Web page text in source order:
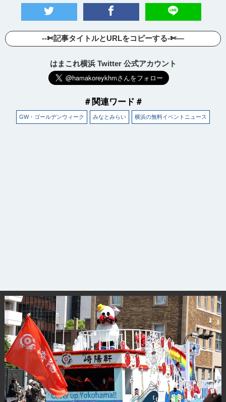
--✄記事タイトルとURLをコピーする-✄—
はまこれ横浜 Twitter 公式アカウント
＃関連ワード＃
GW・ゴールデンウィーク みなとみらい 横浜の無料イベントニュース